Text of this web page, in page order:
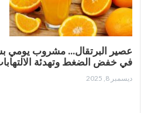
عصير البرتقال… مشروب
في خفض الضغط وتهدئة
ديسمبر 8, 2025